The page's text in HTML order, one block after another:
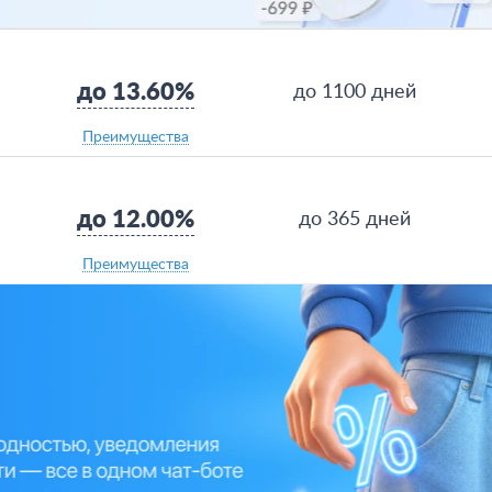
до 13.60%
Преимущества
до 1100 дней
до 12.00%
Преимущества
до 365 дней